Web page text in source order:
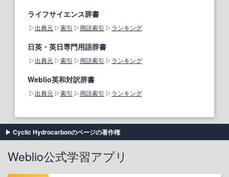
ライフサイエンス辞書
出典元 索引 用語索引 ランキング
日英・英日専門用語辞書
出典元 索引 用語索引 ランキング
Weblio英和対訳辞書
出典元 索引 用語索引 ランキング
Cyclic Hydrocarbonのページの著作権
Weblio公式学習アプリ